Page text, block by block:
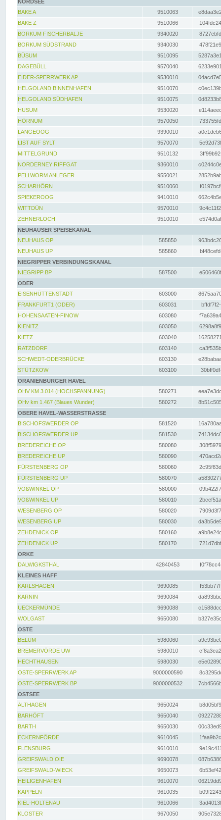
NORDSEE
BAKE A
9510063
BAKE Z
9510066
BORKUM FISCHERBALJE
9340020
BORKUM SÜDSTRAND
9340030
BÜSUM
9510095
DAGEBÜLL
9570040
EIDER-SPERRWERK AP
9530010
HELGOLAND BINNENHAFEN
9510070
HELGOLAND SÜDHAFEN
9510075
HUSUM
9530020
HÖRNUM
9570050
LANGEOOG
9390010
LIST AUF SYLT
9570070
MITTELGRUND
9510132
NORDERNEY RIFFGAT
9360010
PELLWORM ANLEGER
9550021
SCHARHÖRN
9510060
SPIEKEROOG
9410010
WITTDÜN
9570010
ZEHNERLOCH
9510010
NEUHAUSER SPEISEKANAL
NEUHAUS OP
585850
NEUHAUS UP
585860
NIEGRIPPER VERBINDUNGSKANAL
NIEGRIPP BP
587500
ODER
EISENHÜTTENSTADT
603000
FRANKFURT1 (ODER)
603031
HOHENSAATEN-FINOW
603080
KIENITZ
603050
KIETZ
603040
RATZDORF
603140
SCHWEDT-ODERBRÜCKE
603130
STÜTZKOW
603100
ORANIENBURGER HAVEL
OHV KM 3.014 (HOCHSPANNUNG)
580271
OHv km 1.467 (Blaues Wunder)
580272
OBERE HAVEL-WASSERSTRASSE
BISCHOFSWERDER OP
581520
BISCHOFSWERDER UP
581530
BREDEREICHE OP
580080
BREDEREICHE UP
580090
FÜRSTENBERG OP
580060
FÜRSTENBERG UP
580070
VOßWINKEL OP
580000
VOßWINKEL UP
580010
WESENBERG OP
580020
WESENBERG UP
580030
ZEHDENICK OP
580160
ZEHDENICK UP
580170
ORKE
DALWIGKSTHAL
42840453
KLEINES HAFF
KARLSHAGEN
9690085
KARNIN
9690084
UECKERMÜNDE
9690088
WOLGAST
9650080
OSTE
BELUM
5980060
BREMERVÖRDE UW
5980010
HECHTHAUSEN
5980030
OSTE-SPERRWERK AP
9000000590
OSTE-SPERRWERK BP
9000000532
OSTSEE
ALTHAGEN
9650024
BARHÖFT
9650040
BARTH
9650030
ECKERNFÖRDE
9610045
FLENSBURG
9610010
GREIFSWALD OIE
9690078
GREIFSWALD-WIECK
9650073
HEILIGENHAFEN
9610070
KAPPELN
9610035
KIEL-HOLTENAU
9610066
KLOSTER
9670050